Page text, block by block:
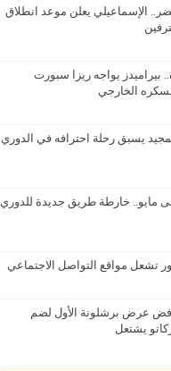
الإسماعيلي يعلن موعد انطلاق
بيراميدز يواجه ريزا سبورت
الخارجي
يسبق رحلة احترافه في الدوري
إلى مايو.. خارطة طريق جديدة للدوري
تشعل مواقع التواصل الاجتماعي
عرض برشلونة الأول لضم
يشتعل